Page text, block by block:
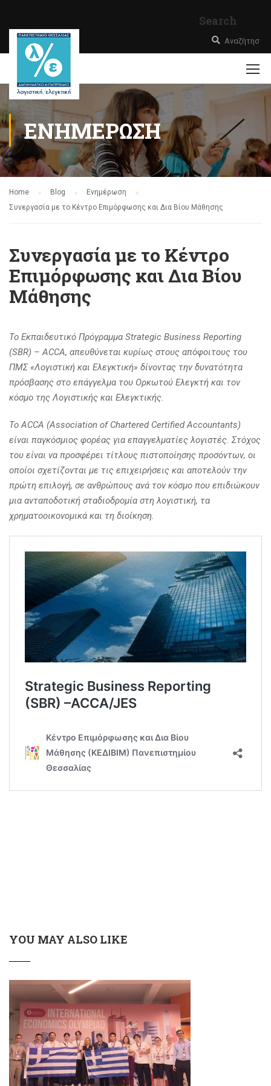
Search
ΕΝΗΜΈΡΩΣΗ
Home Blog
Ενημέρωση
Συνεργασία με το Κέντρο Επιμόρφωσης και Δια Βίου Μάθησης
Συνεργασία με το Κέντρο
Επιμόρφωσης και Δια Βίου
Μάθησης
To Εκπαιδευτικό Πρόγραμμα Strategic Business Reporting
(SBR) – ACCA, απευθύνεται κυρίως στους απόφοιτους του
ΠΜΣ «Λογιστική και Ελεγκτική» δίνοντας την δυνατότητα
πρόσβασης στο επάγγελμα του Ορκωτού Ελεγκτή και τον
κόσμο της Λογιστικής και Ελεγκτικής.
Το ACCA (Association of Chartered Certified Accountants)
είναι παγκόσμιος φορέας για επαγγελματίες λογιστές. Στόχος
του είναι να προσφέρει τίτλους πιστοποίησης προσόντων, οι
οποίοι σχετίζονται με τις επιχειρήσεις και αποτελούν την
πρώτη επιλογή, σε ανθρώπους ανά τον κόσμο που επιδιώκουν
μια ανταποδοτική σταδιοδρομία στη λογιστική, τα
χρηματοοικονομικά και τη διοίκηση.
YOU MAY ALSO LIKE